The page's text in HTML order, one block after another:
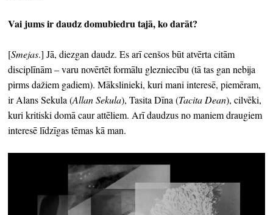
Vai jums ir daudz domubiedru tajā, ko darāt?
[Smejas.] Jā, diezgan daudz. Es arī cenšos būt atvērta citām
disciplīnām – varu novērtēt formālu glezniecību (tā tas gan nebija
pirms dažiem gadiem). Mākslinieki, kuri mani interesē, piemēram,
ir Alans Sekula (Allan Sekula), Tasita Dīna (Tacita Dean), cilvēki,
kuri kritiski domā caur attēliem. Arī daudzus no maniem draugiem
interesē līdzīgas tēmas kā man.